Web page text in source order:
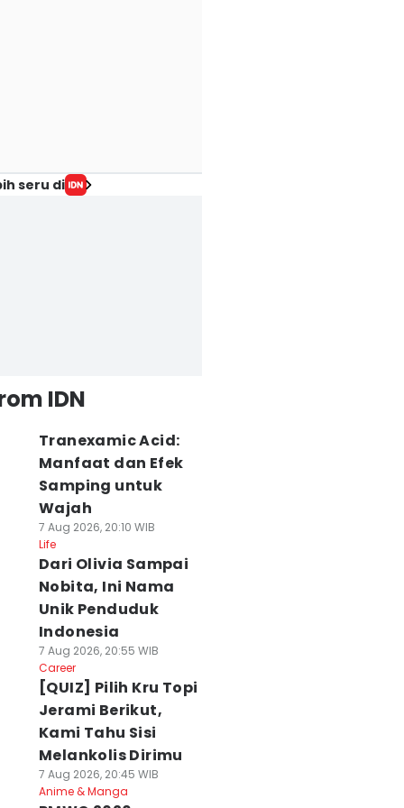
seru di
IDN
Tranexamic Acid:
Manfaat dan Efek
Samping untuk
Wajah
7 Aug 2026, 20:10 WIB
Life
Dari Olivia Sampai
Nobita, Ini Nama
Unik Penduduk
Indonesia
7 Aug 2026, 20:55 WIB
Career
[QUIZ] Pilih Kru Topi
Jerami Berikut,
Kami Tahu Sisi
Melankolis Dirimu
7 Aug 2026, 20:45 WIB
Anime & Manga